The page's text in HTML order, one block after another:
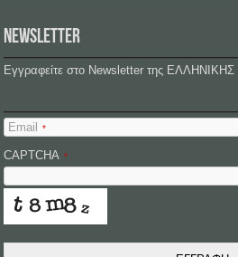
NEWSLETTER
Εγγραφείτε στο Newsletter της
Email *
CAPTCHA *